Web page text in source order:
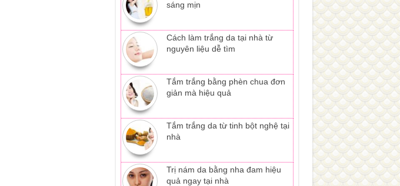
sáng mịn
Cách làm trắng da tại nhà từ
nguyên liệu dễ tìm
Tắm trắng bằng phèn chua đơn
giản mà hiệu quả
Tắm trắng da từ tinh bột nghệ tại
nhà
Trị nám da bằng nha đam hiệu
quả ngay tại nhà